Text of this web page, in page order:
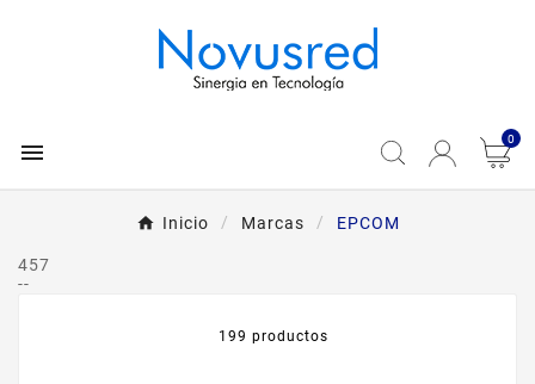
 0
Inicio Marcas EPCOM
457
--
199 productos